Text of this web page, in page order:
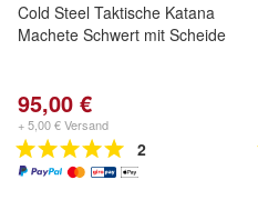
Cold Steel Taktische Katana
Machete Schwert mit Scheide
95,00 €
+ 5,00 € Versand
2